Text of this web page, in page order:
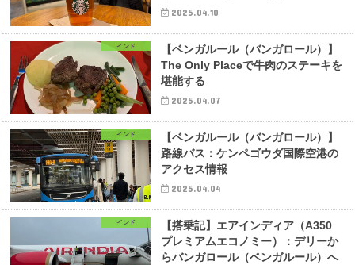
2025.04.10
インド
【ベンガルール（バンガロール）】
The Only Placeで牛肉のステーキを
堪能する
2025.04.07
インド
【ベンガルール（バンガロール）】
路線バス：ケンペゴウダ国際空港の
アクセス情報
2025.04.04
インド
【搭乗記】エアインディア（A350
プレミアムエコノミー）：デリーか
らバンガロール（ベンガルール）へ